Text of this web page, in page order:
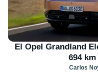
El Opel Grandland
694
Carlos